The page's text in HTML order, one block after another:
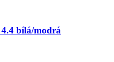
bílá/modrá